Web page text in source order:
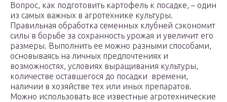
Вопрос, как подготовить картофель к посадке, – один
из самых важных в агротехнике культуры.
Правильная обработка семенных клубней сэкономит
силы в борьбе за сохранность урожая и увеличит его
размеры. Выполнить ее можно разными способами,
основываясь на личных предпочтениях и
возможностях, условиях выращивания культуры,
количестве оставшегося до посадки времени,
наличии в хозяйстве тех или иных препаратов.
Можно использовать все известные агротехнические